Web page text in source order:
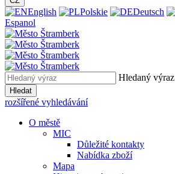
English Polskie Deutsch
Espanol
Hledaný výraz
Hledat
rozšířené vyhledávání
O městě
MIC
Důležité kontakty
Nabídka zboží
Mapa